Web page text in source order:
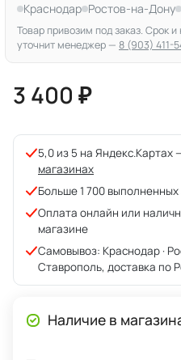
Краснодар Ростов-на-Дону
Товар привозим под заказ. Срок
уточнит менеджер — 8 (903) 411-
3 400 ₽
5,0 из 5 на Яндекс.Картах
магазинах
Больше 1 700 выполненных
Оплата онлайн или
магазине
Самовывоз: Краснодар ·
Ставрополь, доставка по
Наличие в